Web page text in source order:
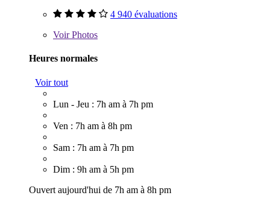
4 940 évaluations
VoirPhotos
Heures normales
Voir tout
Lun - Jeu : 7h am à 7h pm
Ven : 7h am à 8h pm
Sam : 7h am à 7h pm
Dim : 9h am à 5h pm
Ouvert aujourd'hui de 7h am à 8h pm